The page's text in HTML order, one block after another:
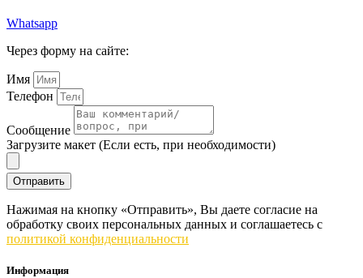
Whatsapp
Через форму на сайте:
Имя
Телефон
Сообщение
Загрузите макет (Если есть, при необходимости)
Отправить
Нажимая на кнопку «Отправить», Вы даете согласие на
обработку своих персональных данных и соглашаетесь c
политикой конфиденциальности
Информация